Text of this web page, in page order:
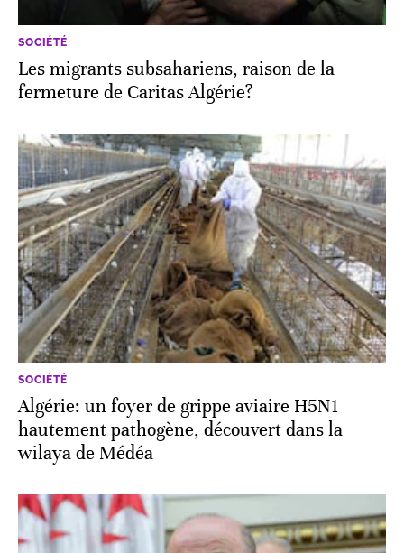
SOCIÉTÉ
Les migrants subsahariens, raison de la
fermeture de Caritas Algérie?
SOCIÉTÉ
Algérie: un foyer de grippe aviaire H5N1
hautement pathogène, découvert dans la
wilaya de Médéa